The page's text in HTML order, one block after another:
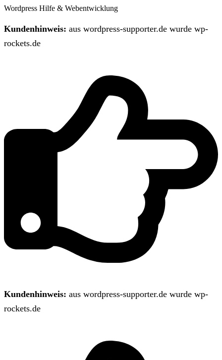
Wordpress Hilfe & Webentwicklung
Kundenhinweis: aus wordpress-supporter.de wurde wp-
rockets.de
Kundenhinweis: aus wordpress-supporter.de wurde wp-
rockets.de